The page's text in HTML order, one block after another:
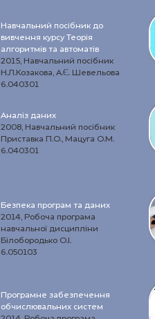
Навчальний посібник до
вивчення курсу Теорія
алгоритмів та автоматів
2015, Навчальний посібник
Н.Л.Козакова, А.Є. Шевельова
6.040301
Аналіз даних
2008, Навчальний посібник
Приставка П.О., Мацуга О.М.
6.040301
Безпека програм та даних
2014, Робоча програма
навчальної дисципліни
Білобородько О.І.
6.050103
Програмне забезпечення
обчислювальних систем